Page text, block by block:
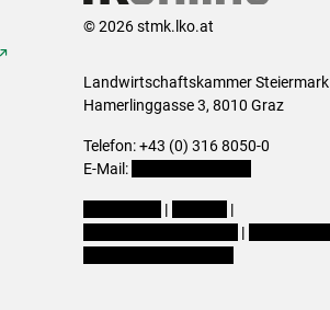
© 2026 stmk.lko.at
Landwirtschaftskammer Steiermark
Hamerlinggasse 3, 8010 Graz
Telefon: +43 (0) 316 8050-0
E-Mail:
|
|
|